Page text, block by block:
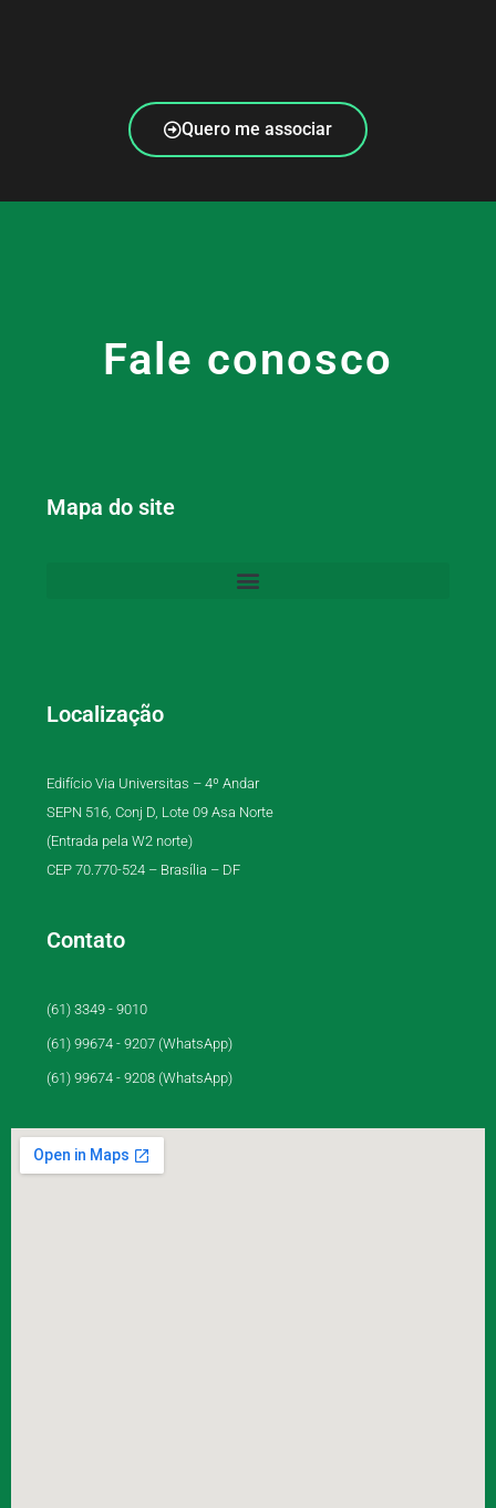
Quero me associar
Fale conosco
Mapa do site
Localização
Edifício Via Universitas – 4º Andar
SEPN 516, Conj D, Lote 09 Asa Norte
(Entrada pela W2 norte)
CEP 70.770-524 – Brasília – DF
Contato
(61) 3349 - 9010
(61) 99674 - 9207 (WhatsApp)
(61) 99674 - 9208 (WhatsApp)